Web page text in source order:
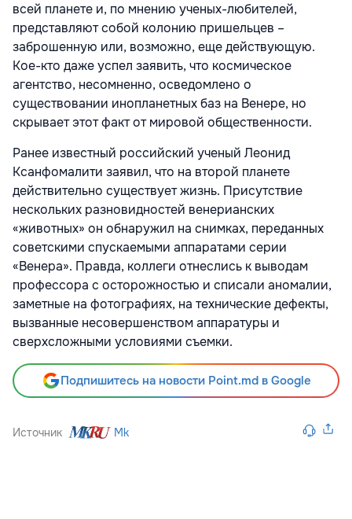
всей планете и, по мнению ученых-любителей,
представляют собой колонию пришельцев –
заброшенную или, возможно, еще действующую.
Кое-кто даже успел заявить, что космическое
агентство, несомненно, осведомлено о
существовании инопланетных баз на Венере, но
скрывает этот факт от мировой общественности.
Ранее известный российский ученый Леонид
Ксанфомалити заявил, что на второй планете
действительно существует жизнь. Присутствие
нескольких разновидностей венерианских
«животных» он обнаружил на снимках, переданных
советскими спускаемыми аппаратами серии
«Венера». Правда, коллеги отнеслись к выводам
профессора с осторожностью и списали аномалии,
заметные на фотографиях, на технические дефекты,
вызванные несовершенством аппаратуры и
сверхсложными условиями съемки.
Подпишитесь на новости Point.md в Google
Источник Mk